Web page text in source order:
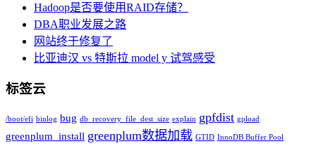
Hadoop是否要使用RAID存储？
DBA职业发展之路
网站终于修复了
比亚迪汉 vs 特斯拉 model y 试驾感受
标签云
/boot/efi binlog bug db_recovery_file_dest_size explain gpfdist gpload
greenplum_install greenplum数据加载 GTID InnoDB Buffer Pool